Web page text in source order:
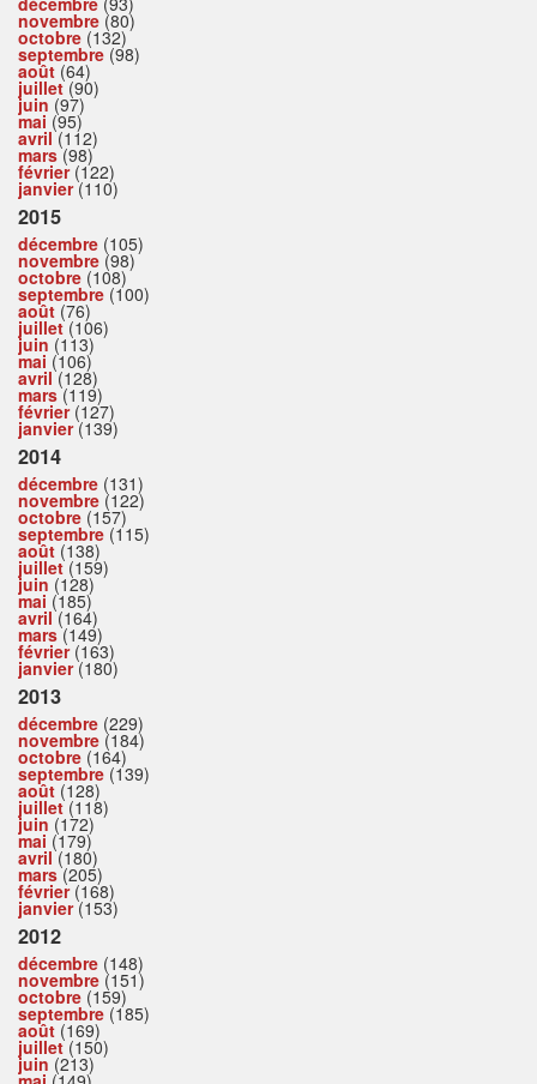
novembre (80)
octobre (132)
septembre (98)
août (64)
juillet(90)
juin (97)
mai (95)
avril(112)
mars(98)
février(122)
janvier(110)
2015
décembre (105)
novembre (98)
octobre (108)
septembre (100)
août (76)
juillet(106)
juin (113)
mai (106)
avril(128)
mars(119)
février(127)
janvier(139)
2014
décembre (131)
novembre (122)
octobre (157)
septembre (115)
août (138)
juillet(159)
juin (128)
mai (185)
avril(164)
mars(149)
février(163)
janvier(180)
2013
décembre (229)
novembre (184)
octobre (164)
septembre (139)
août (128)
juillet(118)
juin (172)
mai (179)
avril(180)
mars(205)
février(168)
janvier(153)
2012
décembre (148)
novembre (151)
octobre (159)
septembre (185)
août (169)
juillet(150)
juin (213)